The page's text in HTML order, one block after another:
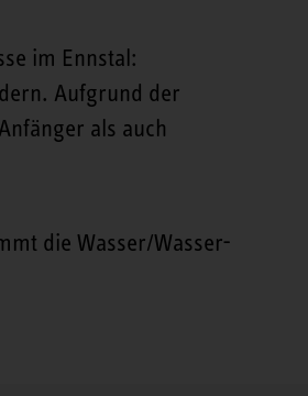
im Ennstal:
Aufgrund der
als auch
die Wasser/Wasser-